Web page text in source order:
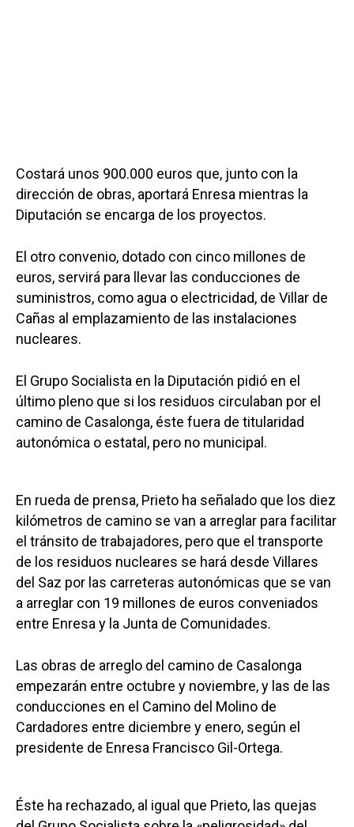
Costará unos 900.000 euros que, junto con la
dirección de obras, aportará Enresa mientras la
Diputación se encarga de los proyectos.
El otro convenio, dotado con cinco millones de
euros, servirá para llevar las conducciones de
suministros, como agua o electricidad, de Villar de
Cañas al emplazamiento de las instalaciones
nucleares.
El Grupo Socialista en la Diputación pidió en el
último pleno que si los residuos circulaban por el
camino de Casalonga, éste fuera de titularidad
autonómica o estatal, pero no municipal.
En rueda de prensa, Prieto ha señalado que los diez
kilómetros de camino se van a arreglar para facilitar
el tránsito de trabajadores, pero que el transporte
de los residuos nucleares se hará desde Villares
del Saz por las carreteras autonómicas que se van
a arreglar con 19 millones de euros conveniados
entre Enresa y la Junta de Comunidades.
Las obras de arreglo del camino de Casalonga
empezarán entre octubre y noviembre, y las de las
conducciones en el Camino del Molino de
Cardadores entre diciembre y enero, según el
presidente de Enresa Francisco Gil-Ortega.
Éste ha rechazado, al igual que Prieto, las quejas